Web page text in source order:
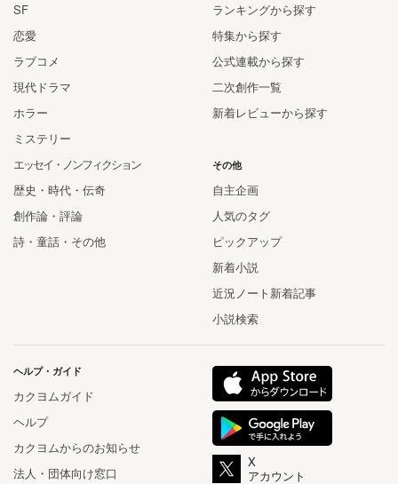
ランキングから探す
特集から探す
公式連載から探す
二次創作一覧
新着レビューから探す
SF
恋愛
ラブコメ
現代ドラマ
ホラー
ミステリー
エッセイ・ノンフィクション
歴史・時代・伝奇
創作論・評論
詩・童話・その他
その他
自主企画
人気のタグ
ピックアップ
新着小説
近況ノート新着記事
小説検索
ヘルプ・ガイド
カクヨムガイド
ヘルプ
カクヨムからのお知らせ
法人・団体向け窓口
X
アカウント